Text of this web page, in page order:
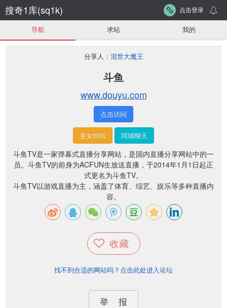
搜奇1库(sq1k) 点击登录
导航 求站 我的
分享人： 混世大魔王
斗鱼
www.douyu.com
点击访问
美女约玩 同城聊天
斗鱼TV是一家弹幕式直播分享网站，是国内直播分享网站中的一
员。斗鱼TV的前身为ACFUN生放送直播，于2014年1月1日起正
式更名为斗鱼TV。
斗鱼TV以游戏直播为主，涵盖了体育、综艺、娱乐等多种直播内
容。
收藏
找不到合适的网站吗？点击此处进入论坛
举 报